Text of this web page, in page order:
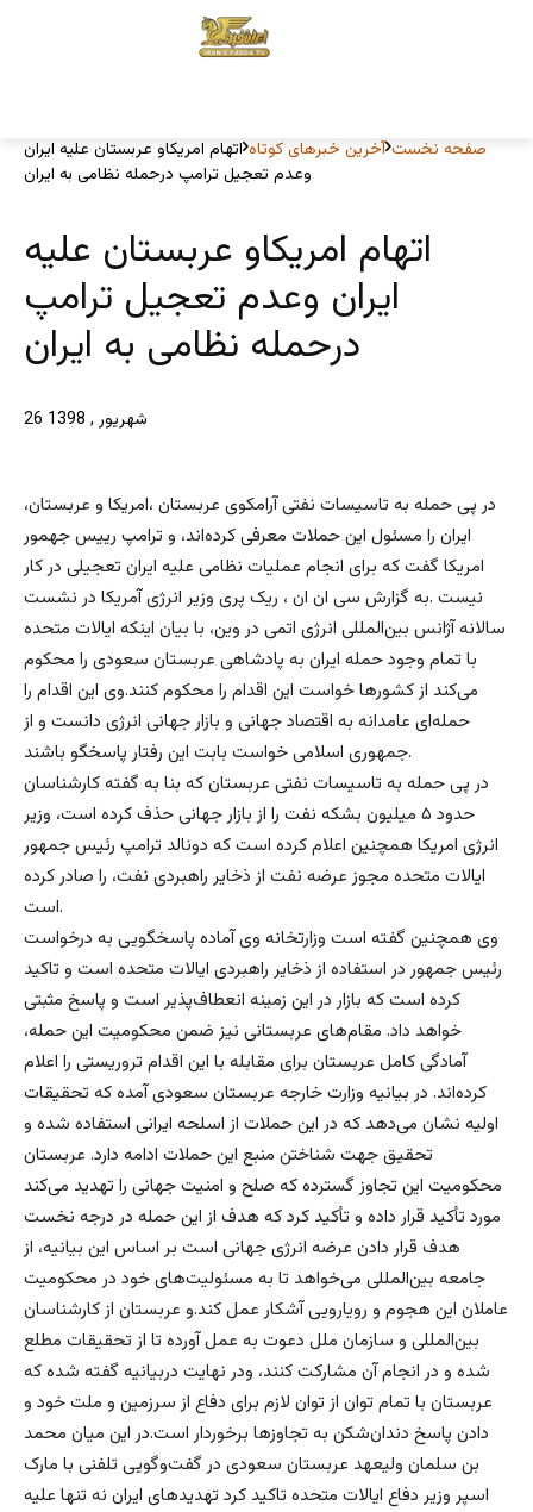
صفحه نخست آخرین خبرهای کوتاه اتهام امریکاو عربستان علیه ایران
وعدم تعجیل ترامپ درحمله نظامی به ایران
اتهام امریکاو عربستان علیه
ایران وعدم تعجیل ترامپ
درحمله نظامی به ایران
26 شهریور , 1398
در پی حمله به تاسیسات نفتی آرامکوی عربستان ،امریکا و عربستان،
ایران را مسئول این حملات معرفی کرده‌اند، و ترامپ رییس جهمور
امریکا گفت که برای انجام عملیات نظامی علیه ایران تعجیلی در کار
نیست .به گزارش سی ان ان ، ریک پری وزیر انرژی آمریکا در نشست
سالانه آژانس بین‌المللی انرژی اتمی در وین، با بیان اینکه ایالات متحده
با تمام وجود حمله ایران به پادشاهی عربستان سعودی را محکوم
می‌کند از کشورها خواست این اقدام را محکوم کنند.وی این اقدام را
حمله‌ای عامدانه به اقتصاد جهانی و بازار جهانی انرژی دانست و از
جمهوری اسلامی خواست بابت این رفتار پاسخگو باشند.
در پی حمله به تاسیسات نفتی عربستان که بنا به گفته کارشناسان
حدود ۵ میلیون بشکه نفت را از بازار جهانی حذف کرده است، وزیر
انرژی امریکا همچنین اعلام کرده است که دونالد ترامپ رئیس جمهور
ایالات متحده مجوز عرضه نفت از ذخایر راهبردی نفت، را صادر کرده
است.
وی همچنین گفته است وزارتخانه وی آماده پاسخگویی به درخواست
رئیس جمهور در استفاده از ذخایر راهبردی ایالات متحده است و تاکید
کرده است که بازار در این زمینه انعطاف‌پذیر است و پاسخ مثبتی
خواهد داد. مقام‌های عربستانی نیز ضمن محکومیت این حمله،
آمادگی کامل عربستان برای مقابله با این اقدام تروریستی را اعلام
کرده‌اند. در بیانیه وزارت خارجه عربستان سعودی آمده که تحقیقات
اولیه نشان می‌دهد که در این حملات از اسلحه ایرانی استفاده شده و
تحقیق جهت شناختن منبع این حملات ادامه دارد. عربستان
محکومیت این تجاوز گسترده که صلح و امنیت جهانی را تهدید می‌کند
مورد تأکید قرار داده و تأکید کرد که هدف از این حمله در درجه نخست
هدف قرار دادن عرضه انرژی جهانی است بر اساس این بیانیه، از
جامعه بین‌المللی می‌خواهد تا به مسئولیت‌های خود در محکومیت
عاملان این هجوم و رویارویی آشکار عمل کند.و عربستان از کارشناسان
بین‌المللی و سازمان ملل دعوت به عمل آورده تا از تحقیقات مطلع
شده و در انجام آن مشارکت کنند، ودر نهایت دربیانیه گفته شده که
عربستان با تمام توان از توان لازم برای دفاع از سرزمین و ملت خود و
دادن پاسخ دندان‌شکن به تجاوزها برخوردار است.در این میان محمد
بن سلمان ولیعهد عربستان سعودی در گفت‌وگویی تلفنی با مارک
اسپر وزیر دفاع ایالات متحده تاکید کرد تهدیدهای ایران نه تنها علیه